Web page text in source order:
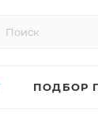
ПОДБОР